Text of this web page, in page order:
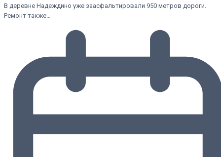
В деревне Надеждино уже заасфальтировали 950 метров дороги.
Ремонт также…